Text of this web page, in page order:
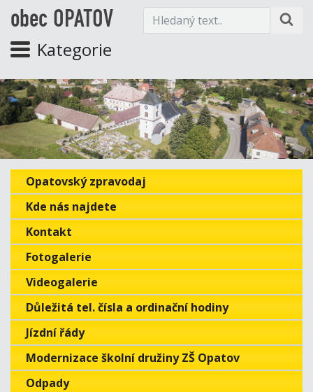
obec OPATOV
Kategorie
Opatovský zpravodaj
Kde nás najdete
Kontakt
Fotogalerie
Videogalerie
Důležitá tel. čísla a ordinační hodiny
Jízdní řády
Modernizace školní družiny ZŠ Opatov
Odpady